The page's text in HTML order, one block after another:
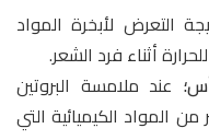
التعرض لأبخرة المواد
أثناء فرد الشعر.
عند ملامسة البروتين
المواد الكيميائية التي